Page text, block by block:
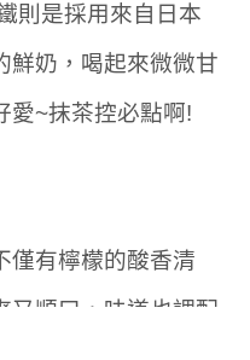
則是採用來自日本
鮮奶，喝起來微微甘
愛~抹茶控必點啊!
僅有檸檬的酸香清
又順口，味道也調配